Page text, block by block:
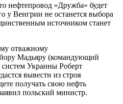
нефтепровод «Дружба» будет
у Венгрии не останется выбора
источником станет
отважному
Мадьяру (командующий
Украины Роберт
вывести из строя
получать свою нефть
польский министр.